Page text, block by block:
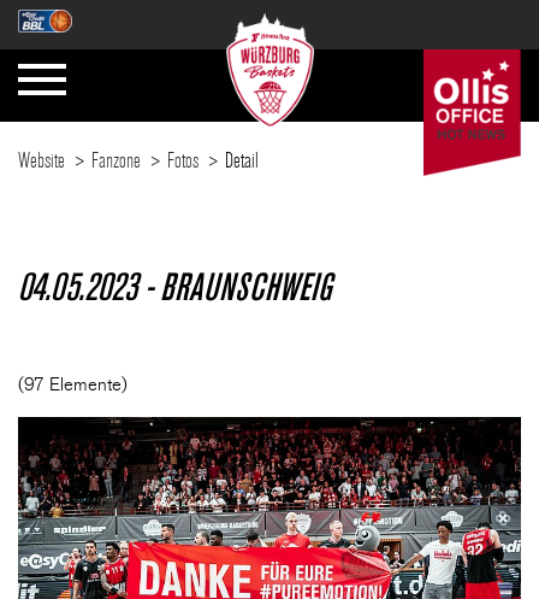
SAISON
NEWS
FANZONE
Website Fanzone Fotos Detail
04.05.2023 - BRAUNSCHWEIG
(97 Elemente)